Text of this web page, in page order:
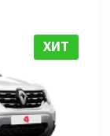
ХИТ